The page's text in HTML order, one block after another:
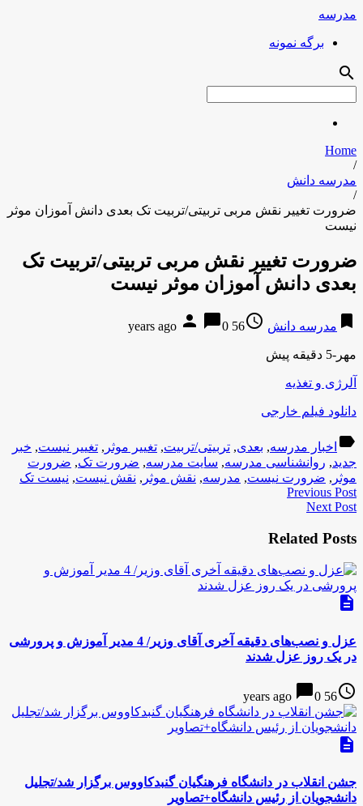
مدرسه
برگه نمونه
search
Home
/
مدرسه دانش
/
ضرورت تغییر نقش مربی تربیتی/تربیت تک بعدی دانش آموزان موثر
نیست
ضرورت تغییر نقش مربی تربیتی/تربیت تک
بعدی دانش آموزان موثر نیست
bookmark مدرسه دانش access_time
56 years ago
person chat_bubble0
مهر-5 دقیقه پیش
آلرژی و تغذیه
دانلود فیلم خارجی
label اخبار مدرسه, بعدی, تربیتی/تربیت, تغییر موثر , تغییر نیست, خبر
جدید, روانشناسی مدرسه, سایت مدرسه, ضرورت تک, ضرورت
موثر , ضرورت نیست, مدرسه, نقش موثر , نقش نیست, نیست تک
Previous Post
Next Post
Related Posts
description
عزل و نصب‌های دقیقه آخری آقای وزیر/ 4 مدیر آموزش و پرورشی
در یک روز عزل شدند
access_time
56 years ago
chat_bubble0
description
جشن انقلاب در دانشگاه فرهنگیان گنبدکاووس برگزار شد/تجلیل
دانشجویان از رئیس دانشگاه+تصاویر